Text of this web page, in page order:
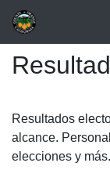
Resultados
alcance.
elecciones y más.